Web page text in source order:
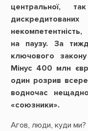
центральної,
на паузу. За
ключового
Мінус 400 млн
один розрив
водночас
«союзники».
Агов, люди, куди ми?